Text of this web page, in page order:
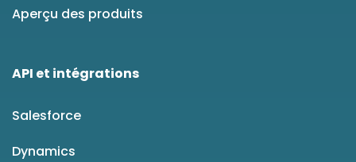
Aperçu des produits
API et intégrations
Salesforce
Dynamics